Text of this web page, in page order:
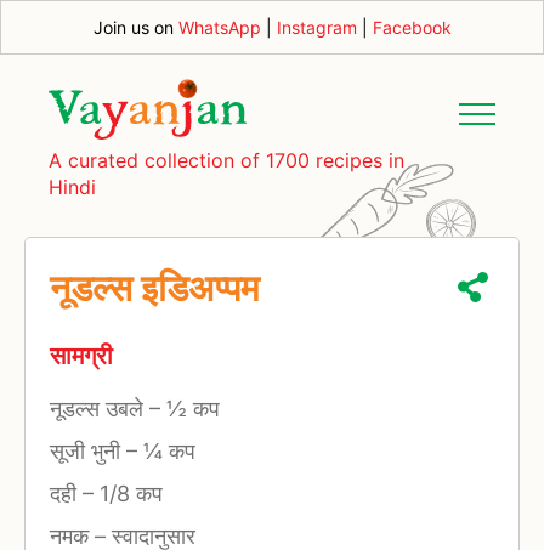
Join us on WhatsApp Instagram Facebook
A curated collection of 1700 recipes in
Hindi
नूडल्स इडिअप्पम
सामग्री
नूडल्स उबले – ½ कप
सूजी भुनी– ¼ कप
दही– 1/8 कप
नमक–स्वादानुसार